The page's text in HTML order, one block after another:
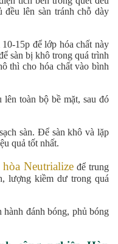
đều lên sàn tránh chỗ dày
15p để lớp hóa chất này
sàn bị khô trong quá trình
thì cho hóa chất vào bình
lên toàn bộ bề mặt, sau đó
sàn. Để sàn khô và lặp
quả tốt nhất.
Neutrializeđể trung
lượng kiềm dư trong quá
đánh bóng, phủ bóng